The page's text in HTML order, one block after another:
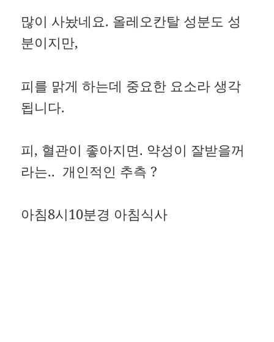
많이 사놨네요. 올레오칸탈 성분도 성
분이지만,
피를 맑게 하는데 중요한 요소라 생각
됩니다.
피, 혈관이 좋아지면. 약성이 잘받을꺼
라는.. 개인적인 추측 ?
아침8시10분경 아침식사